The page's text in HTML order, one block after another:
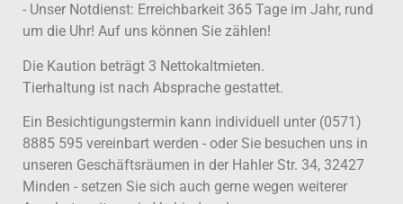
- Unser Notdienst: Erreichbarkeit 365 Tage im Jahr, rund
um die Uhr! Auf uns können Sie zählen!
Die Kaution beträgt 3 Nettokaltmieten.
Tierhaltung ist nach Absprache gestattet.
Ein Besichtigungstermin kann individuell unter (0571)
8885 595 vereinbart werden - oder Sie besuchen uns in
unseren Geschäftsräumen in der Hahler Str. 34, 32427
Minden - setzen Sie sich auch gerne wegen weiterer